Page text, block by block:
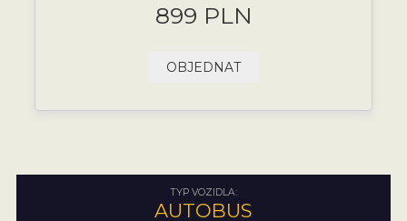
899 PLN
OBJEDNAT
TYP VOZIDLA:
AUTOBUS